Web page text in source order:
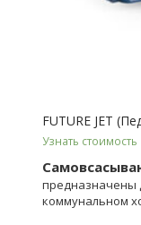
FUTURE JET
Узнать стоимость
предназначены
коммунальном